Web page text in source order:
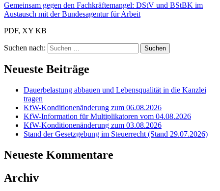
Gemeinsam gegen den Fachkräftemangel: DStV und BStBK im
Austausch mit der Bundesagentur für Arbeit
PDF, XY KB
Suchen nach:
Neueste Beiträge
Dauerbelastung abbauen und Lebensqualität in die Kanzlei
tragen
KfW-Konditionenänderung zum 06.08.2026
KfW-Information für Multiplikatoren vom 04.08.2026
KfW-Konditionenänderung zum 03.08.2026
Stand der Gesetzgebung im Steuerrecht (Stand 29.07.2026)
Neueste Kommentare
Archiv